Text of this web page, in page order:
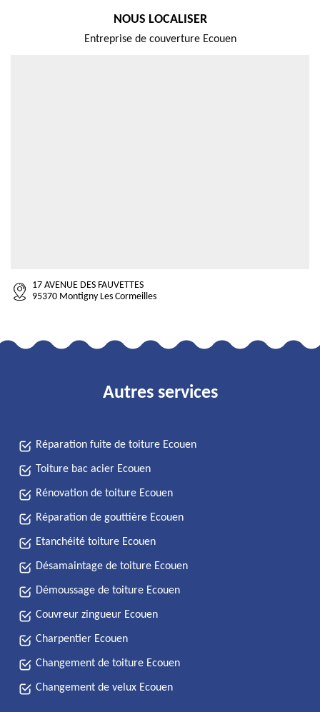
NOUS LOCALISER
Entreprise de couverture Ecouen
17 AVENUE DES FAUVETTES
95370 Montigny Les Cormeilles
Autres services
Réparation fuite de toiture Ecouen
Toiture bac acier Ecouen
Rénovation de toiture Ecouen
Réparation de gouttière Ecouen
Etanchéité toiture Ecouen
Désamaintage de toiture Ecouen
Démoussage de toiture Ecouen
Couvreur zingueur Ecouen
Charpentier Ecouen
Changement de toiture Ecouen
Changement de velux Ecouen